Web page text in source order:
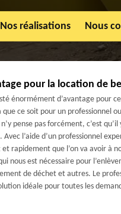
Nos réalisations Nous
pour la location de
énormément d’avantage pour
que ce soit pour un professionnel
n’y pense pas forcément, c’est
Avec l’aide d’un professionnel
et rapidement que l’on va avoir à
nous est nécessaire pour
de déchet et autres. Le
idéale pour toutes les